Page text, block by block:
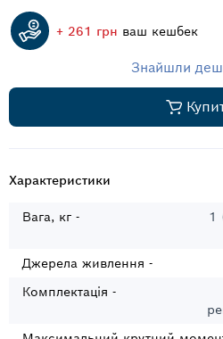
+ 261 грн ваш кешбек
Знайшли
Характеристики
Вага, кг -
1
Джерела живлення -
Комплектація -